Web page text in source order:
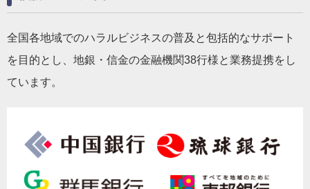
全国各地域でのハラルビジネスの普及と包括的なサポート
を目的とし、地銀・信金の金融機関38行様と業務提携をし
ています。